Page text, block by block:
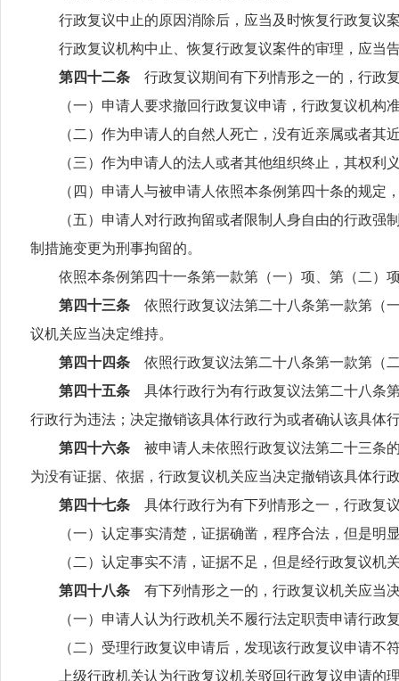
行政复议中止的原因消除后，应当及时恢复行政复议
行政复议机构中止、恢复行政复议案件的审理，应当
第四十二条 行政复议期间有下列情形之一的，行政
（一）申请人要求撤回行政复议申请，行政复议机构
（二）作为申请人的自然人死亡，没有近亲属或者其
（三）作为申请人的法人或者其他组织终止，其权利
（四）申请人与被申请人依照本条例第四十条的规定
（五）申请人对行政拘留或者限制人身自由的行政强制
制措施变更为刑事拘留的。
依照本条例第四十一条第一款第（一）项、第（二）
第四十三条 依照行政复议法第二十八条第一款第（
议机关应当决定维持。
第四十四条 依照行政复议法第二十八条第一款第（
第四十五条 具体行政行为有行政复议法第二十八条
行政行为违法；决定撤销该具体行政行为或者确认该具体
第四十六条 被申请人未依照行政复议法第二十三条
为没有证据、依据，行政复议机关应当决定撤销该具体行
第四十七条 具体行政行为有下列情形之一，行政复
（一）认定事实清楚，证据确凿，程序合法，但是明
（二）认定事实不清，证据不足，但是经行政复议机
第四十八条 有下列情形之一的，行政复议机关应当
（一）申请人认为行政机关不履行法定职责申请行政复
（二）受理行政复议申请后，发现该行政复议申请不
上级行政机关认为行政复议机关驳回行政复议申请的